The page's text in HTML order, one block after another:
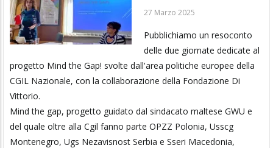
27 Marzo 2025
Pubblichiamo un resoconto
delle due giornate dedicate al
progetto Mind the Gap! svolte dall'area politiche europee della
CGIL Nazionale, con la collaborazione della Fondazione Di
Vittorio.
Mind the gap, progetto guidato dal sindacato maltese GWU e
del quale oltre alla Cgil fanno parte OPZZ Polonia, Usscg
Montenegro, Ugs Nezavisnost Serbia e Sseri Macedonia,